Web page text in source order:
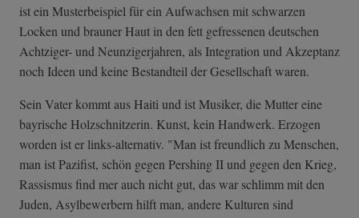
ist ein Musterbeispiel für ein Aufwachsen mit schwarzen
Locken und brauner Haut in den fett gefressenen deutschen
Achtziger- und Neunzigerjahren, als Integration und Akzeptanz
noch Ideen und keine Bestandteil der Gesellschaft waren.
Sein Vater kommt aus Haiti und ist Musiker, die Mutter eine
bayrische Holzschnitzerin. Kunst, kein Handwerk. Erzogen
worden ist er links-alternativ. "Man ist freundlich zu Menschen,
man ist Pazifist, schön gegen Pershing II und gegen den Krieg,
Rassismus find mer auch nicht gut, das war schlimm mit den
Juden, Asylbewerbern hilft man, andere Kulturen sind